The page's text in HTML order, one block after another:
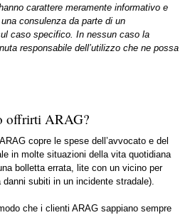
carattere meramente informativo e
consulenza da parte di un
caso specifico. In nessun caso la
responsabile dell’utilizzo che ne possa
offrirti ARAG?
copre le spese dell’avvocato e del
in molte situazioni della vita quotidiana
bolletta errata, lite con un vicino per
subiti in un incidente stradale).
che i clienti ARAG sappiano sempre